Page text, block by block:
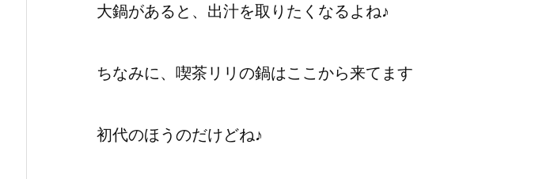
大鍋があると、出汁を取りたくなるよね♪
ちなみに、喫茶リリの鍋はここから来てます
初代のほうのだけどね♪